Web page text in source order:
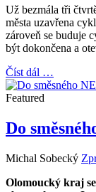
Už bezmála tři
města uzavřena
zároveň se buduje
být dokončena a
Číst dál …
Featured
Do
Michal Sobecký
Olomoucký kraj